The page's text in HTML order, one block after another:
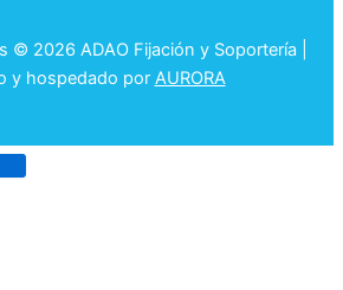
© 2026 ADAO Fijación y Soportería |
y hospedado por AURORA